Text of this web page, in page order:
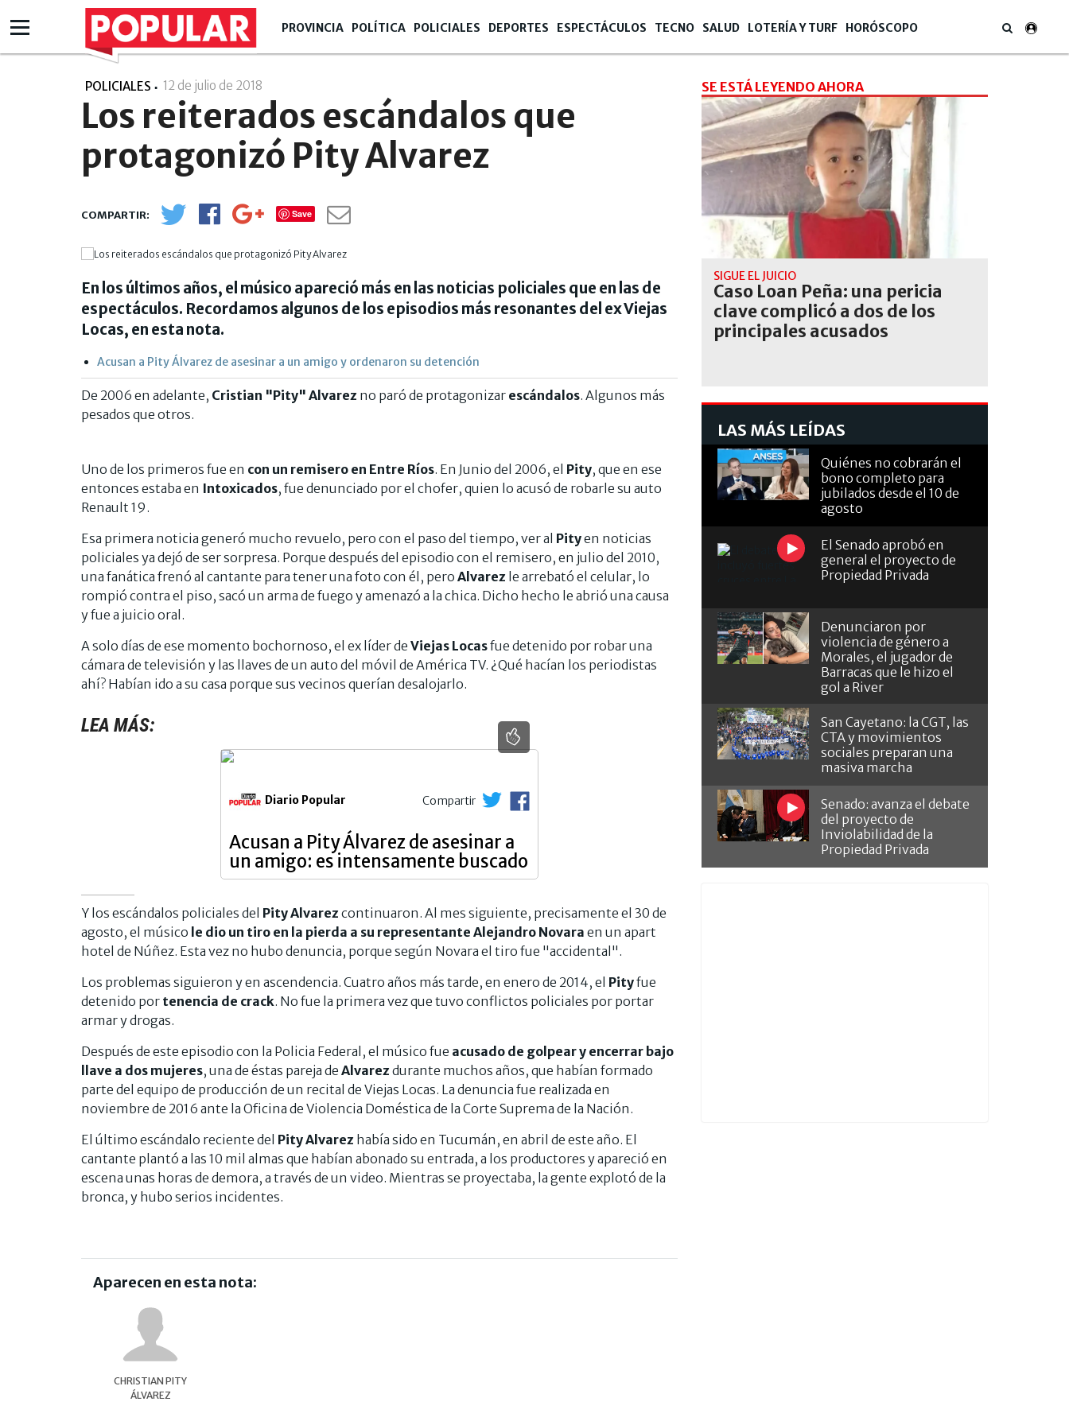
PROVINCIA POLÍTICA POLICIALES DEPORTES ESPECTÁCULOS TECNO SALUD LOTERÍA Y TURF HORÓSCOPO
POLICIALES 12 de julio de 2018
Los reiterados escándalos que
protagonizó Pity Alvarez
Save
En los últimos años, el músico apareció más en las noticias policiales que en las de
espectáculos. Recordamos algunos de los episodios más resonantes del ex Viejas
Locas, en esta nota.
Acusan a Pity Álvarez de asesinar a un amigo y ordenaron su detención
De 2006 en adelante, Cristian "Pity" Alvarez no paró de protagonizar escándalos. Algunos más
pesados que otros.
Uno de los primeros fue en con un remisero en Entre Ríos. En Junio del 2006, el Pity, que en ese
entonces estaba en Intoxicados, fue denunciado por el chofer, quien lo acusó de robarle su auto
Renault 19.
Esa primera noticia generó mucho revuelo, pero con el paso del tiempo, ver al Pityen noticias
policiales ya dejó de ser sorpresa. Porque después del episodio con el remisero, en julio del 2010,
una fanática frenó al cantante para tener una foto con él, pero Alvarez le arrebató el celular, lo
rompió contra el piso, sacó un arma de fuego y amenazó a la chica. Dicho hecho le abrió una causa
y fue a juicio oral.
A solo días de ese momento bochornoso, el ex líder de Viejas Locasfue detenido por robar una
cámara de televisión y las llaves de un auto del móvil de América TV. ¿Qué hacían los periodistas
ahí? Habían ido a su casa porque sus vecinos querían desalojarlo.
LEA MÁS:
Diario Popular Compartir
Acusan a Pity Álvarez de asesinar a
un amigo: es intensamente buscado
Y los escándalos policiales del Pity Alvarezcontinuaron. Al mes siguiente, precisamente el 30 de
agosto, el músico le dio un tiro en la pierda a su representante Alejandro Novara en un apart
hotel de Núñez. Esta vez no hubo denuncia, porque según Novara el tiro fue "accidental".
Los problemas siguieron y en ascendencia. Cuatro años más tarde, en enero de 2014, el Pityfue
detenido por tenencia de crack. No fue la primera vez que tuvo conflictos policiales por portar
armar y drogas.
Después de este episodio con la Policia Federal, el músico fue acusado de golpear y encerrar bajo
llave a dos mujeres, una de éstas pareja de Alvarezdurante muchos años, que habían formado
parte del equipo de producción de un recital de Viejas Locas. La denuncia fue realizada en
noviembre de 2016 ante la Oficina de Violencia Doméstica de la Corte Suprema de la Nación.
El último escándalo reciente del Pity Alvarez había sido en Tucumán, en abril de este año. El
cantante plantó a las 10 mil almas que habían abonado su entrada, a los productores y apareció en
escena unas horas de demora, a través de un video. Mientras se proyectaba, la gente explotó de la
bronca, y hubo serios incidentes.
Aparecen en esta nota:
CHRISTIAN PITY
ÁLVAREZ
SE ESTÁ LEYENDO AHORA
SIGUE EL JUICIO
Caso Loan Peña: una pericia
clave complicó a dos de los
principales acusados
LAS MÁS LEÍDAS
Quiénes no cobrarán el
bono completo para
jubilados desde el 10 de
agosto
El Senado aprobó en
general el proyecto de
Propiedad Privada
Denunciaron por
violencia de género a
Morales, el jugador de
Barracas que le hizo el
gol a River
San Cayetano: la CGT, las
CTA y movimientos
sociales preparan una
masiva marcha
Senado: avanza el debate
del proyecto de
Inviolabilidad de la
Propiedad Privada